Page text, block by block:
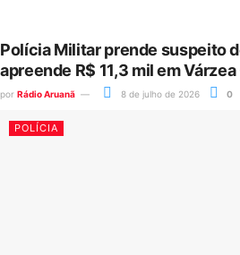
Polícia Militar prende suspeito
apreende R$ 11,3 mil em
por Rádio Aruanã 8 de julho de 2026 0
POLÍCIA